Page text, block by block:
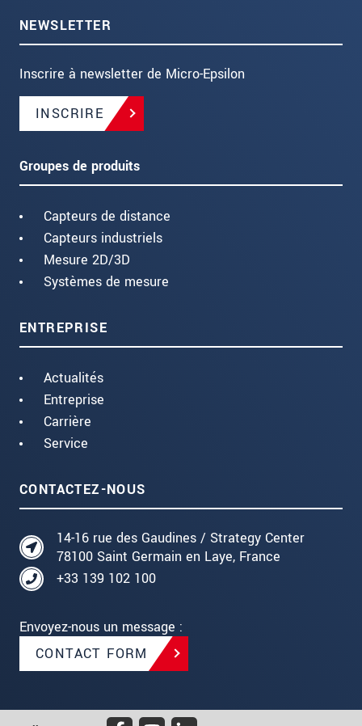
NEWSLETTER
Inscrire à newsletter de Micro-Epsilon
INSCRIRE
Groupes de produits
Capteurs de distance
Capteurs industriels
Mesure 2D/3D
Systèmes de mesure
ENTREPRISE
Actualités
Entreprise
Carrière
Service
CONTACTEZ-NOUS
14-16 rue des Gaudines / Strategy Center
78100 Saint Germain en Laye, France
+33 139 102 100
Envoyez-nous un message :
CONTACT FORM